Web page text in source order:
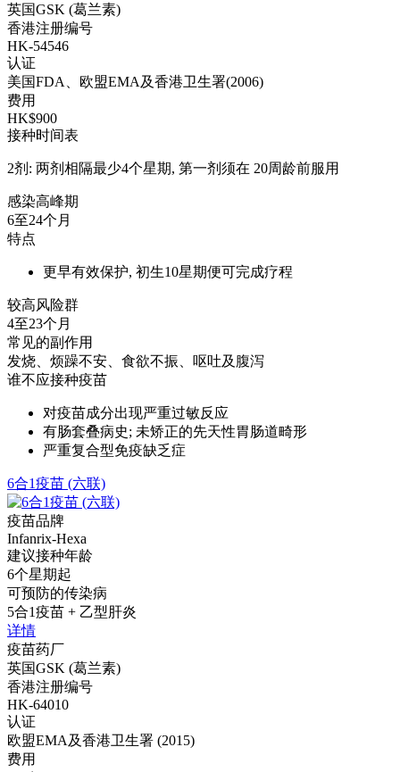
英国GSK (葛兰素)
香港注册编号
HK-54546
认证
美国FDA、欧盟EMA及香港卫生署(2006)
费用
HK$900
接种时间表
2剂: 两剂相隔最少4个星期, 第一剂须在 20周龄前服用
感染高峰期
6至24个月
特点
更早有效保护, 初生10星期便可完成疗程
较高风险群
4至23个月
常见的副作用
发烧、烦躁不安、食欲不振、呕吐及腹泻
谁不应接种疫苗
对疫苗成分出现严重过敏反应
有肠套叠病史; 未矫正的先天性胃肠道畸形
严重复合型免疫缺乏症
6合1疫苗 (六联)
疫苗品牌
Infanrix-Hexa
建议接种年龄
6个星期起
可预防的传染病
5合1疫苗 + 乙型肝炎
详情
疫苗药厂
英国GSK (葛兰素)
香港注册编号
HK-64010
认证
欧盟EMA及香港卫生署 (2015)
费用